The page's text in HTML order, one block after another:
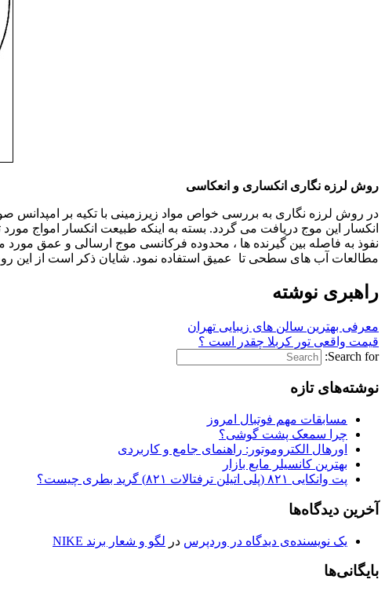
روش لرزه نگاری انکساری و انعکاسی
در روش لرزه نگاری به بررسی خواص مواد زیرزمینی با تکیه بر امپدانس
انکسار این موج دریافت می گردد. بسته به اینکه طبیعت انکسار امواج
نفوذ به فاصله بین گیرنده ها ، محدوده فرکانسی موج ارسالی و عمق
مطالعات آب های سطحی تا عمیق استفاده نمود. شایان ذکر است از این
راهبری نوشته
معرفی بهترین سالن های زیبایی تهران
قیمت واقعی تور کربلا چقدر است ؟
Search for:
نوشته‌های تازه
مسابقات مهم فوتبال امروز
چرا سمعک پشت گوشی؟
اورهال الکتروموتور: راهنمای جامع و کاربردی
بهترین کانسیلر مایع بازار
پت وانکایی ۸۲۱ (پلی اتیلن ترفتالات ۸۲۱) گرید بطری چیست؟
آخرین دیدگاه‌ها
یک نویسنده‌ی دیدگاه در وردپرس در لگو و شعار برند NIKE
بایگانی‌ها